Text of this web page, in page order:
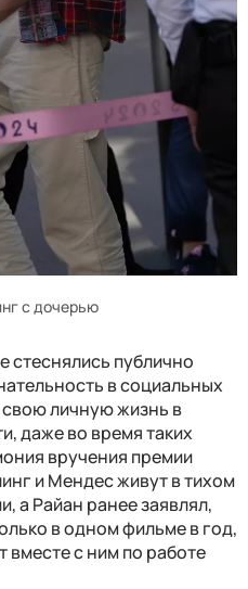
с дочерью
стеснялись публично
в социальных
личную жизнь в
даже во время таких
вручения премии
и Мендес живут в тихом
а Райан ранее заявлял,
в одном фильме в год,
вместе с ним по работе